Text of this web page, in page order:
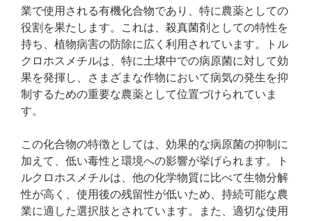
業で使用される有機化合物であり、特に農薬としての
役割を果たします。これは、殺真菌剤としての特性を
持ち、植物病害の防除に広く利用されています。トル
クロホスメチルは、特に土壌中での病原菌に対して効
果を発揮し、さまざまな作物において病気の発生を抑
制するための重要な農薬として位置づけられていま
す。
この化合物の特徴としては、効果的な病原菌の抑制に
加えて、低い毒性と環境への影響が挙げられます。ト
ルクロホスメチルは、他の化学物質に比べて生物分解
性が高く、使用後の残留性が低いため、持続可能な農
業に適した選択肢とされています。また、適切な使用